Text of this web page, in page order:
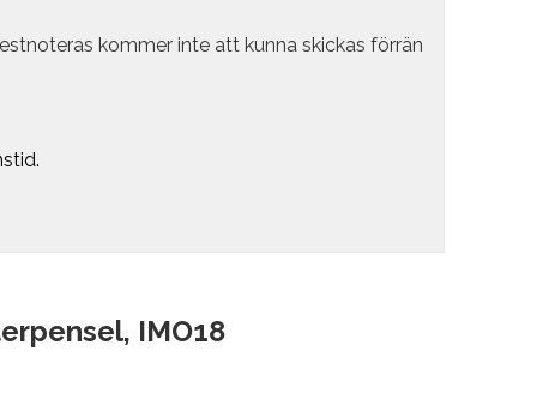
kommer inte att kunna skickas förrän
IMO18